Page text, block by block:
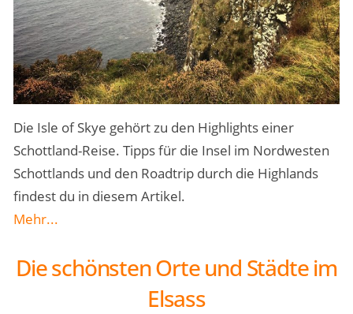
Die Isle of Skye gehört zu den Highlights einer
Schottland-Reise. Tipps für die Insel im Nordwesten
Schottlands und den Roadtrip durch die Highlands
findest du in diesem Artikel.
Mehr...
Die schönsten Orte und Städte im
Elsass